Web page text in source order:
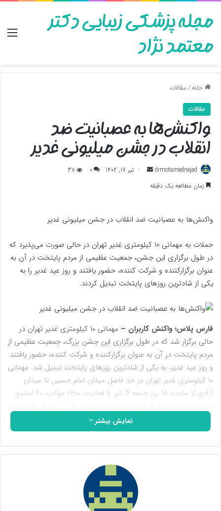
مجله پزشکی زیبایی دکتر
معتمد نژاد
خانه/مقالات
مقالات
واکنش‌ها به عصبانیت ضد
انقلاب در جشن میلیونی غدیر
drmotamednejad
ارسال تیر 17, 1402 0
38
زمان مطالعه یک دقیقه
واکنش‌ها به عصبانیت ضد انقلاب در جشن میلیونی غدیر
حملات به مهمانی 10 کیلومتری غدیر تهران در حالی صورت می‌پذیرد که
در طول برگزاری این جشن، جمعیت عظیمی از مردم پایتخت در آن به
عنوان برگزارکننده و شرکت کننده، حضور یافتند و روز عید غدیر را به
یکی از شادترین روزهای پایتخت تبدیل کردند.
فارس پلاس؛ واکنش کاربران –
مهمانی ۱۰ کیلومتری غدیر تهران در
حالی برگزار شد که در طول برگزاری این جشن بزرگ، جمعیت عظیمی از
مردم پایتخت در آن به عنوان برگزارکننده و شرکت کننده، حضور یافتند
و روز عید غدیر، به یکی از شادترین روزهای پایتخت تبدیل شد. مهمانی
۱۰ کیلومتری غدیر تهران در حد فاصل میدان امام حسین تا میدان
آزادی از ساعت ۱۸ روز جمعه ۱۶ تیر با فعالیت ۲۳۰۰ موکب، ۶۰ استیج
حسین(ع)، فردوسی و انقلاب و میدان آزادی برپا شد.
از سوی دیگر، ضد انقلاب داخلی و خارجی که مردم ایران را دین گریز
معرفی می‌کردند، حضور میلیونی مردم در جشن غدیر را با شبهات و
اظهارات بی مبنا مورد هجمه قرار دادند که با واکنش کاربران توییتری
نمایش بیشتر